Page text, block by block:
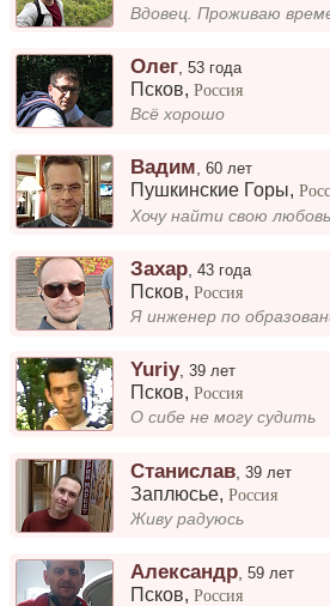
Олег ,53 года
Псков,Россия
Всё хорошо
Вадим,60 лет
Пушкинские Горы,
Хочу найти свою любовь
Захар ,43 года
Псков,Россия
Yuriy,39 лет
Псков,Россия
О сибе не могу судить
Станислав ,39 лет
Заплюсье,Россия
Живу радуюсь
Александр ,59 лет
Псков,Россия